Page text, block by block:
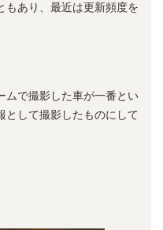
もあり、最近は更新頻度を
ムで撮影した車が一番とい
として撮影したものにして